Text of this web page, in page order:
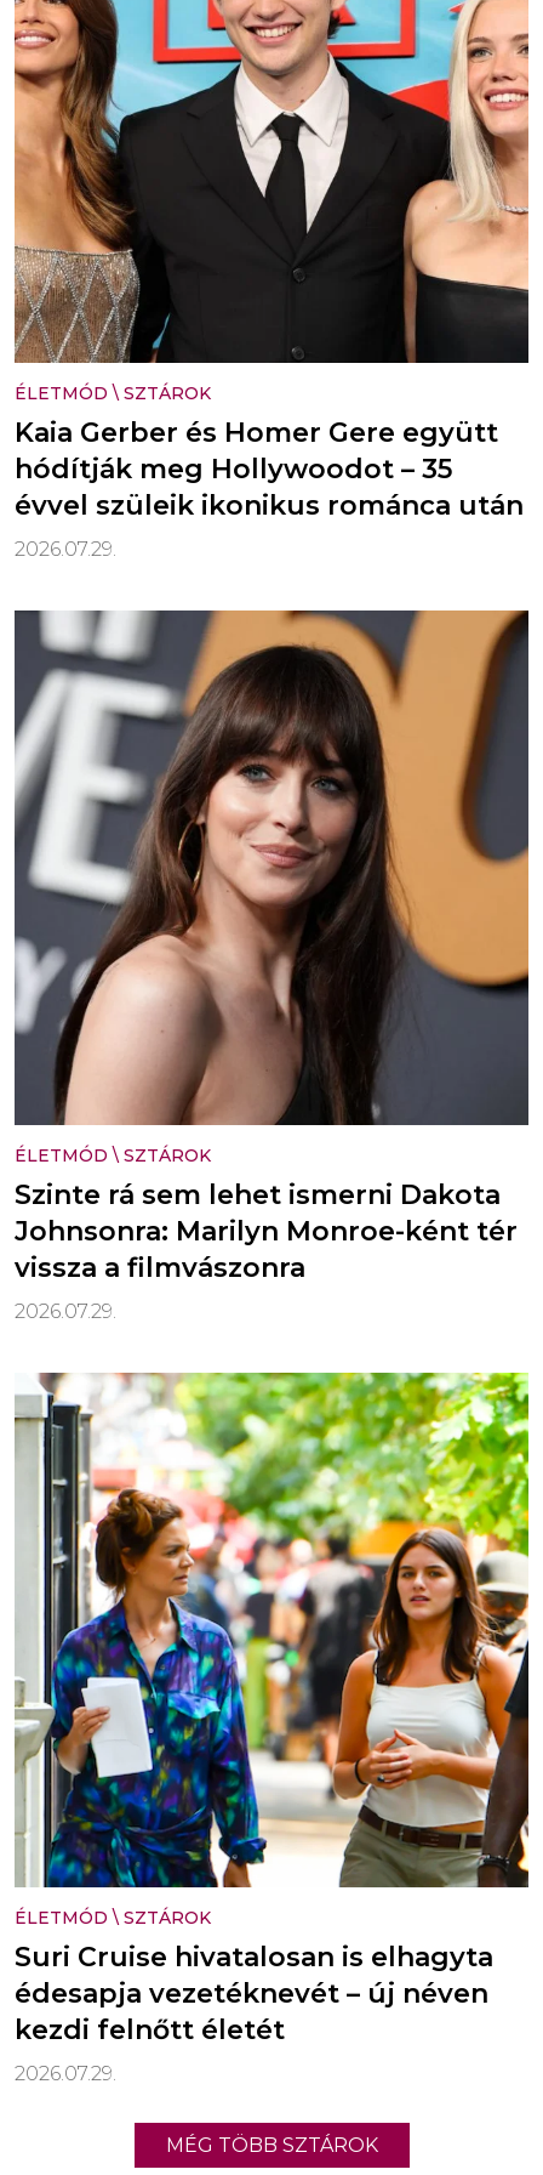
ÉLETMÓD \ SZTÁROK
Kaia Gerber és Homer Gere együtt
hódítják meg Hollywoodot – 35
évvel szüleik ikonikus románca után
2026.07.29.
ÉLETMÓD \ SZTÁROK
Szinte rá sem lehet ismerni Dakota
Johnsonra: Marilyn Monroe-ként tér
vissza a filmvászonra
2026.07.29.
ÉLETMÓD \ SZTÁROK
Suri Cruise hivatalosan is elhagyta
édesapja vezetéknevét – új néven
kezdi felnőtt életét
2026.07.29.
MÉG TÖBB SZTÁROK